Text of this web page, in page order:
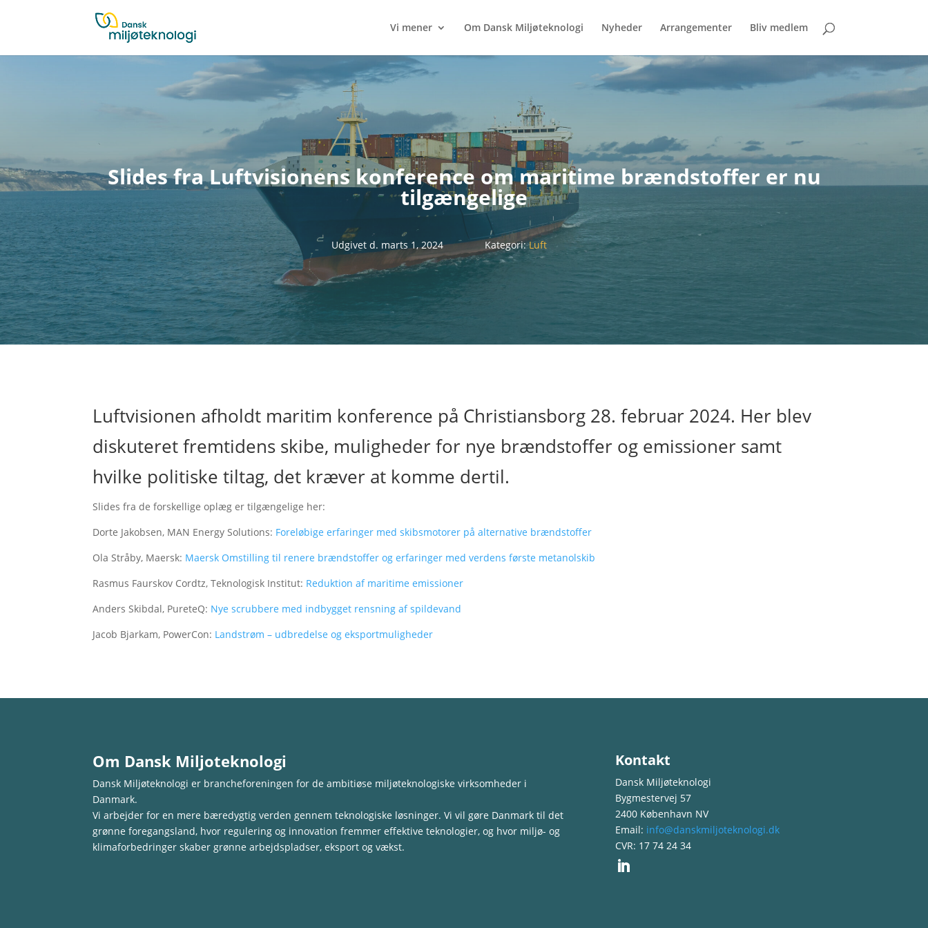
Vi mener Om Dansk Miljøteknologi Nyheder Arrangementer Bliv medlem
Slides fra Luftvisionens konference om maritime brændstoffer er nu
tilgængelige
Udgivet d. marts 1, 2024 Kategori:Luft
Luftvisionen afholdt maritim konference på Christiansborg 28. februar 2024. Her blev
diskuteret fremtidens skibe, muligheder for nye brændstoffer og emissioner samt
hvilke politiske tiltag, det kræver at komme dertil.
Slides fra de forskellige oplæg er tilgængelige her:
Dorte Jakobsen, MAN Energy Solutions: Foreløbige erfaringer med skibsmotorer på alternative brændstoffer
Ola Stråby, Maersk: Maersk Omstilling til renere brændstoffer og erfaringer med verdens første metanolskib
Rasmus Faurskov Cordtz, Teknologisk Institut: Reduktion af maritime emissioner
Anders Skibdal, PureteQ: Nye scrubbere med indbygget rensning af spildevand
Jacob Bjarkam, PowerCon: Landstrøm – udbredelse og eksportmuligheder
Om Dansk Miljoteknologi
Dansk Miljøteknologi er brancheforeningen for de ambitiøse miljøteknologiske virksomheder i
Danmark.
Vi arbejder for en mere bæredygtig verden gennem teknologiske løsninger. Vi vil gøre Danmark til det
grønne foregangsland, hvor regulering og innovation fremmer effektive teknologier, og hvor miljø- og
klimaforbedringer skaber grønne arbejdspladser, eksport og vækst.
Kontakt
Dansk Miljøteknologi
Bygmestervej 57
2400 København NV
Email: info@danskmiljoteknologi.dk
CVR: 17 74 24 34